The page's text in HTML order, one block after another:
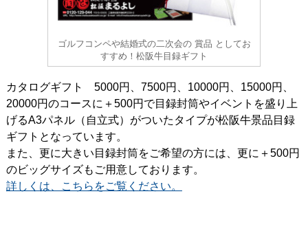
ゴルフコンペや結婚式の二次会の 賞品 としてお
すすめ！松阪牛目録ギフト
カタログギフト 5000円、7500円、10000円、15000円、
20000円のコースに＋500円で目録封筒やイベントを盛り上
げるA3パネル（自立式）がついたタイプが松阪牛景品目録
ギフトとなっています。
また、更に大きい目録封筒をご希望の方には、更に＋500円
のビッグサイズもご用意しております。
詳しくは、こちらをご覧ください。